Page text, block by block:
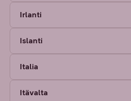
Irlanti
Islanti
Italia
Itävalta